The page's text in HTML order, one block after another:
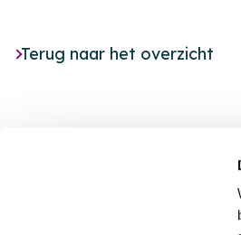
Terug naar het overzicht